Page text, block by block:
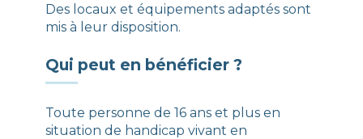
Des locaux et équipements adaptés sont
mis à leur disposition.
Qui peut en bénéficier ?
Toute personne de 16 ans et plus en
situation de handicap vivant en